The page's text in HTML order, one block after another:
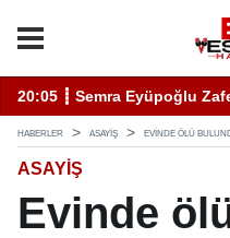
11:19 ┋ ÇEVSADER
HABERLER ASAYIŞ EVINDE ÖLÜ
ASAYIŞ
Evinde